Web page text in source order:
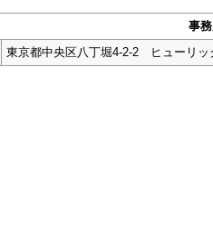
事
東京都中央区八丁堀4-2-2 ヒューリッ